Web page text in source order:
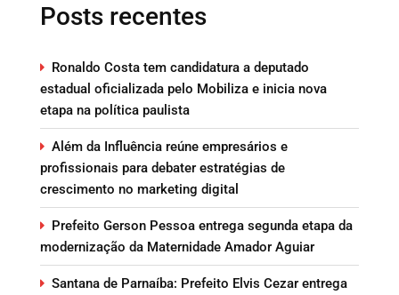
Posts recentes
Ronaldo Costa tem candidatura a deputado
estadual oficializada pelo Mobiliza e inicia nova
etapa na política paulista
Além da Influência reúne empresários e
profissionais para debater estratégias de
crescimento no marketing digital
Prefeito Gerson Pessoa entrega segunda etapa da
modernização da Maternidade Amador Aguiar
Santana de Parnaíba: Prefeito Elvis Cezar entrega